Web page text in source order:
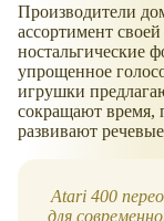
Производители
ассортимент
ностальгические
упрощенное
игрушки
сокращают время,
развивают
Atari 400
для